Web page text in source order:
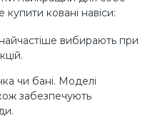
купити ковані навіси:
вибирають при
чи бані. Моделі
забезпечують